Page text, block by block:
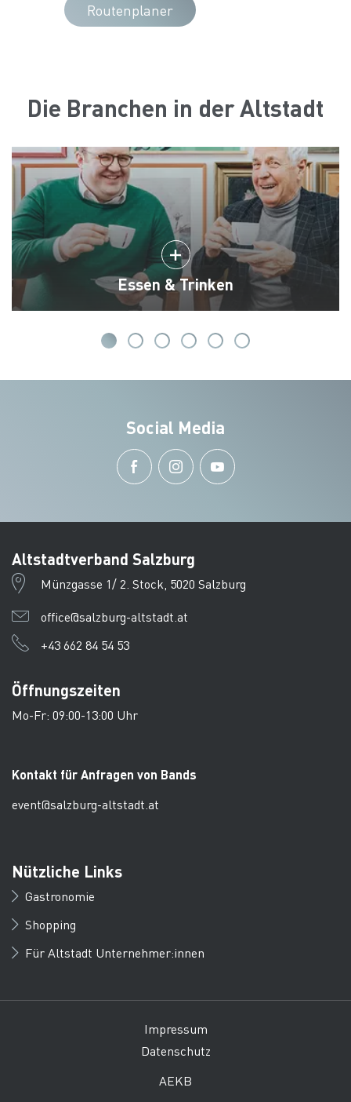
Routenplaner
Die Branchen in der Altstadt
Essen & Trinken
Social Media
Altstadtverband Salzburg
Münzgasse 1/ 2. Stock, 5020 Salzburg
office@salzburg-altstadt.at
+43 662 84 54 53
Öffnungszeiten
Mo-Fr: 09:00-13:00 Uhr
Kontakt für Anfragen von Bands
event@salzburg-altstadt.at
Nützliche Links
Gastronomie
Shopping
Für Altstadt Unternehmer:innen
Impressum
Datenschutz
AEKB